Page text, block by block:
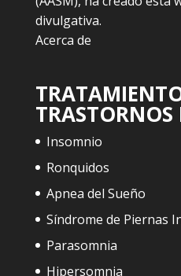
divulgativa.
Acerca de
TRASTORNOS
Insomnio
Ronquidos
Apnea del Sueño
Síndrome de Piernas
Parasomnia
Hipersomnia